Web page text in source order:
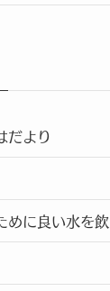
だより
に良い水を飲